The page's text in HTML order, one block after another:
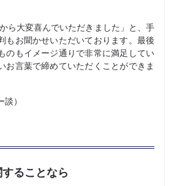
ら大変喜んでいただきました」と、手
もお聞かせいただいております。最後
のもイメージ通りで非常に満足してい
お言葉で締めていただくことができま
）
ることなら